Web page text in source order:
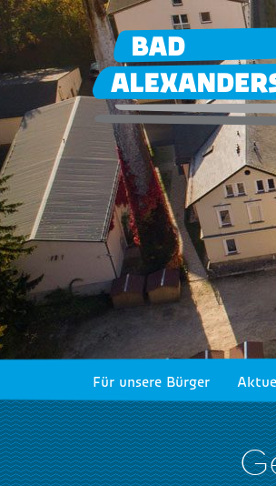
Für unsere Bürger